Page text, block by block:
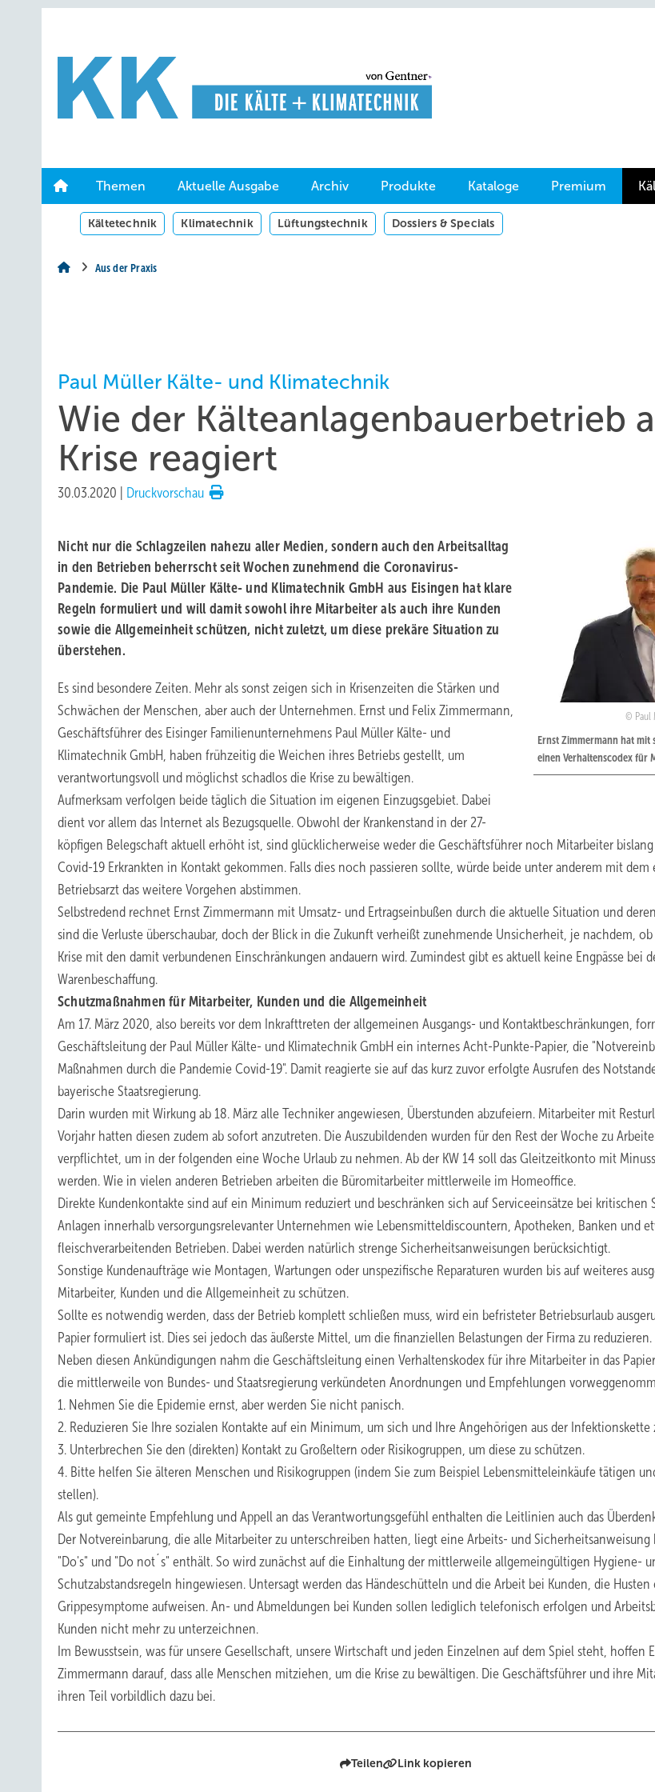
Hauptinhalt
Hauptmenü
Themen Aktuelle Ausgabe Archiv Produkte Kataloge Premium
Kältetechnik Klimatechnik Lüftungstechnik Dossiers & Specials
Aus der Praxis
Paul Müller Kälte- und Klimatechnik
Wie der Kälteanlagenbauerbetrieb
Krise reagiert
30.03.2020 Druckvorschau
Ernst Zimmermann hat mit
einen Verhaltenscodex für
Nicht nur die Schlagzeilen nahezu aller Medien, sondern auch den Arbeitsalltag
in den Betrieben beherrscht seit Wochen zunehmend die Coronavirus-
Pandemie. Die Paul Müller Kälte- und Klimatechnik GmbH aus Eisingen hat klare
Regeln formuliert und will damit sowohl ihre Mitarbeiter als auch ihre Kunden
sowie die Allgemeinheit schützen, nicht zuletzt, um diese prekäre Situation zu
überstehen.
Es sind besondere Zeiten. Mehr als sonst zeigen sich in Krisenzeiten die Stärken und
Schwächen der Menschen, aber auch der Unternehmen. Ernst und Felix Zimmermann,
Geschäftsführer des Eisinger Familienunternehmens Paul Müller Kälte- und
Klimatechnik GmbH, haben frühzeitig die Weichen ihres Betriebs gestellt, um
verantwortungsvoll und möglichst schadlos die Krise zu bewältigen.
Aufmerksam verfolgen beide täglich die Situation im eigenen Einzugsgebiet. Dabei
dient vor allem das Internet als Bezugsquelle. Obwohl der Krankenstand in der 27-
köpfigen Belegschaft aktuell erhöht ist, sind glücklicherweise weder die Geschäftsführer noch Mitarbeiter
Covid-19 Erkrankten in Kontakt gekommen. Falls dies noch passieren sollte, würde beide unter anderem mit dem
Betriebsarzt das weitere Vorgehen abstimmen.
Selbstredend rechnet Ernst Zimmermann mit Umsatz- und Ertragseinbußen durch die aktuelle Situation und
sind die Verluste überschaubar, doch der Blick in die Zukunft verheißt zunehmende Unsicherheit, je nachdem,
Krise mit den damit verbundenen Einschränkungen andauern wird. Zumindest gibt es aktuell keine Engpässe bei
Warenbeschaffung.
Schutzmaßnahmen für Mitarbeiter, Kunden und die Allgemeinheit
Am 17. März 2020, also bereits vor dem Inkrafttreten der allgemeinen Ausgangs- und Kontaktbeschränkungen,
Geschäftsleitung der Paul Müller Kälte- und Klimatechnik GmbH ein internes Acht-Punkte-Papier, die
Maßnahmen durch die Pandemie Covid-19". Damit reagierte sie auf das kurz zuvor erfolgte Ausrufen des
bayerische Staatsregierung.
Darin wurden mit Wirkung ab 18. März alle Techniker angewiesen, Überstunden abzufeiern. Mitarbeiter mit
Vorjahr hatten diesen zudem ab sofort anzutreten. Die Auszubildenden wurden für den Rest der Woche zu
verpflichtet, um in der folgenden eine Woche Urlaub zu nehmen. Ab der KW 14 soll das Gleitzeitkonto mit
werden. Wie in vielen anderen Betrieben arbeiten die Büromitarbeiter mittlerweile im Homeoffice.
Direkte Kundenkontakte sind auf ein Minimum reduziert und beschränken sich auf Serviceeinsätze bei kritischen
Anlagen innerhalb versorgungsrelevanter Unternehmen wie Lebensmitteldiscountern, Apotheken, Banken und
fleischverarbeitenden Betrieben. Dabei werden natürlich strenge Sicherheitsanweisungen berücksichtigt.
Sonstige Kundenaufträge wie Montagen, Wartungen oder unspezifische Reparaturen wurden bis auf weiteres
Mitarbeiter, Kunden und die Allgemeinheit zu schützen.
Sollte es notwendig werden, dass der Betrieb komplett schließen muss, wird ein befristeter Betriebsurlaub
Papier formuliert ist. Dies sei jedoch das äußerste Mittel, um die finanziellen Belastungen der Firma zu reduzieren.
Neben diesen Ankündigungen nahm die Geschäftsleitung einen Verhaltenskodex für ihre Mitarbeiter in das
die mittlerweile von Bundes- und Staatsregierung verkündeten Anordnungen und Empfehlungen
1. Nehmen Sie die Epidemie ernst, aber werden Sie nicht panisch.
2. Reduzieren Sie Ihre sozialen Kontakte auf ein Minimum, um sich und Ihre Angehörigen aus der Infektionskette
3. Unterbrechen Sie den (direkten) Kontakt zu Großeltern oder Risikogruppen, um diese zu schützen.
4. Bitte helfen Sie älteren Menschen und Risikogruppen (indem Sie zum Beispiel Lebensmitteleinkäufe tätigen
stellen).
Als gut gemeinte Empfehlung und Appell an das Verantwortungsgefühl enthalten die Leitlinien auch das
Der Notvereinbarung, die alle Mitarbeiter zu unterschreiben hatten, liegt eine Arbeits- und
"Do's" und "Do not´s" enthält. So wird zunächst auf die Einhaltung der mittlerweile allgemeingültigen Hygiene-
Schutzabstandsregeln hingewiesen. Untersagt werden das Händeschütteln und die Arbeit bei Kunden, die Husten
Grippesymptome aufweisen. An- und Abmeldungen bei Kunden sollen lediglich telefonisch erfolgen und
Kunden nicht mehr zu unterzeichnen.
Im Bewusstsein, was für unsere Gesellschaft, unsere Wirtschaft und jeden Einzelnen auf dem Spiel steht, hoffen
Zimmermann darauf, dass alle Menschen mitziehen, um die Krise zu bewältigen. Die Geschäftsführer und ihre
ihren Teil vorbildlich dazu bei.
Teilen Link kopieren